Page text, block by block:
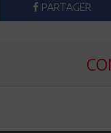
PARTAGER